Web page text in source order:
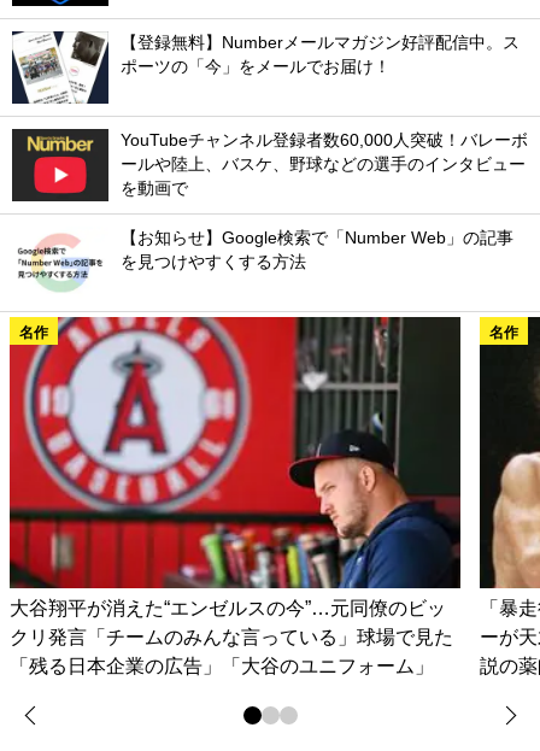
【登録無料】Numberメールマガジン好評配信中。ス
ポーツの「今」をメールでお届け！
YouTubeチャンネル登録者数60,000人突破！バレーボ
ールや陸上、バスケ、野球などの選手のインタビュー
を動画で
【お知らせ】Google検索で「Number Web」の記事
を見つけやすくする方法
名作
大谷翔平が消えた“エンゼルスの今”…元同僚のビッ
クリ発言「チームのみんな言っている」球場で見た
「残る日本企業の広告」「大谷のユニフォーム」
名作
「暴
ーが
説の